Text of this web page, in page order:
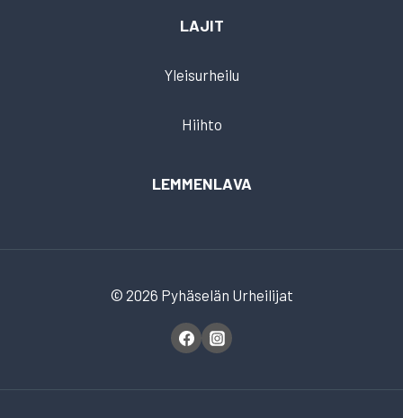
LAJIT
Yleisurheilu
Hiihto
LEMMENLAVA
© 2026 Pyhäselän Urheilijat